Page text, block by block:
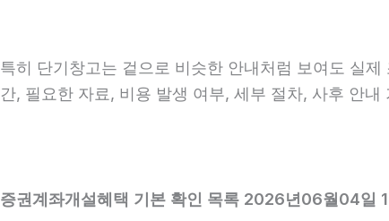
특히 단기창고는 겉으로 비슷한 안내처럼 보여도 실
간, 필요한 자료, 비용 발생 여부, 세부 절차, 사후 안
증권계좌개설혜택 기본 확인 목록 2026년06월04일